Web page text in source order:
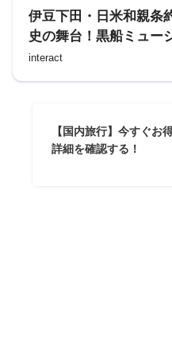
伊豆下田・日米和親条
史の舞台！黒船ミュー
いる「法順山 了仙寺」
interact
【国内旅行】今すぐお
詳細を確認する！